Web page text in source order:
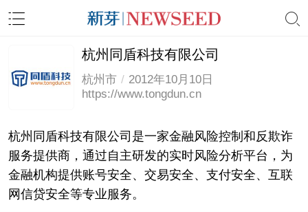
杭州同盾科技有限公司
杭州市 / 2012年10月10日
https://www.tongdun.cn
杭州同盾科技有限公司是一家金融风险控制和反欺诈
服务提供商，通过自主研发的实时风险分析平台，为
金融机构提供账号安全、交易安全、支付安全、互联
网信贷安全等专业服务。